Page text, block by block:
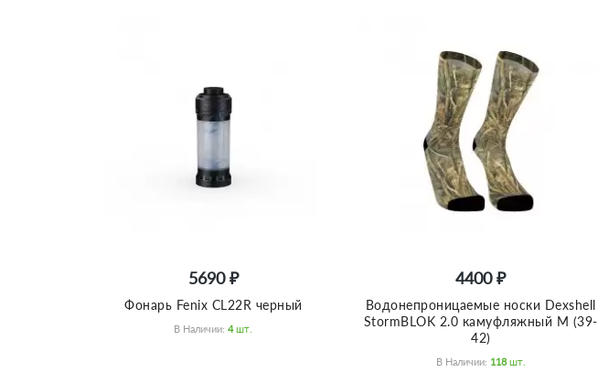
5690 ₽
Фонарь Fenix CL22R черный
В Наличии:4 Шт.
4400 ₽
Водонепроницаемые носки Dexshell
StormBLOK 2.0 камуфляжный M (39-
42)
В Наличии: 118 Шт.